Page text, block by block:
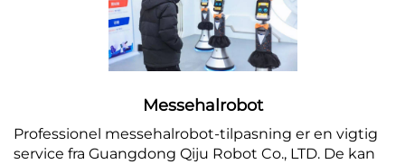
Messehalrobot
Professionel messehalrobot-tilpasning er en vigtig
service fra Guangdong Qiju Robot Co., LTD. De kan